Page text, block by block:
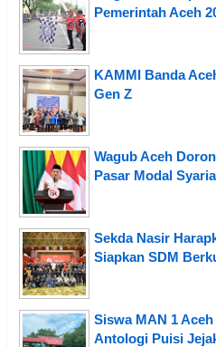
Pemerintah Aceh
KAMMI Banda
Gen Z
Wagub Aceh
Pasar Modal
Sekda Nasir
Siapkan SDM
Siswa MAN 1
Antologi Puisi